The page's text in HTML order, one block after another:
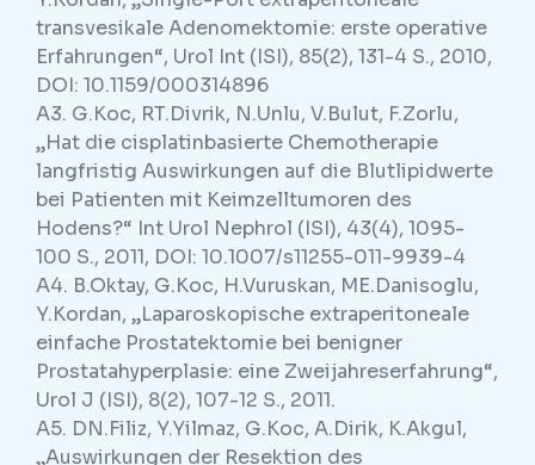
transvesikale Adenomektomie: erste operative
Erfahrungen“, Urol Int (ISI), 85(2), 131-4 S., 2010,
DOI: 10.1159/000314896
A3. G.Koc, RT.Divrik, N.Unlu, V.Bulut, F.Zorlu,
„Hat die cisplatinbasierte Chemotherapie
langfristig Auswirkungen auf die Blutlipidwerte
bei Patienten mit Keimzelltumoren des
Hodens?“ Int Urol Nephrol (ISI), 43(4), 1095-
100 S., 2011, DOI: 10.1007/s11255-011-9939-4
A4. B.Oktay, G.Koc, H.Vuruskan, ME.Danisoglu,
Y.Kordan, „Laparoskopische extraperitoneale
einfache Prostatektomie bei benigner
Prostatahyperplasie: eine Zweijahreserfahrung“,
Urol J (ISI), 8(2), 107-12 S., 2011.
A5. DN.Filiz, Y.Yilmaz, G.Koc, A.Dirik, K.Akgul,
„Auswirkungen der Resektion des